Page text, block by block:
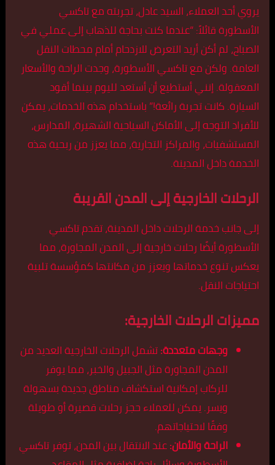
يروي أحد العملاء، السيد عادل، تجربته مع تاكسي
الأسطورة قائلاً: “عندما كنت بحاجة للذهاب إلى عملي في
الصباح، لم أكن أريد التعرض للازدحام أمام محطات النقل
العامة. ولكن مع تاكسي الأسطورة، وجدت الراحة والأسعار
المعقولة. إنني أستطيع أن أستعد لليوم بينما أقود
السيارة. كانت تجربة رائعة!” باستخدام هذه الخدمات، يمكن
للأفراد التوجه إلى الأماكن السياحية الشهيرة، المدارس،
المستشفيات، والمراكز التجارية، مما يعزز من ربحية هذه
الخدمة داخل المدينة.
الرحلات الخارجية إلى المدن القريبة
إلى جانب خدمة الرحلات داخل المدينة، تقدم تاكسي
الأسطورة أيضًا رحلات خارجية إلى المدن المجاورة، مما
يعكس تنوع خدماتها ويعزز من مكانتها كمؤسسة تلبية
احتياجات النقل.
مميزات الرحلات الخارجية:
وجهات متعددة:تشمل الرحلات الخارجية العديد من
المدن المجاورة مثل الجبيل والخبر، مما يوفر
للركاب إمكانية استكشاف مناطق جديدة بسهولة
ويسر. يمكن للعملاء حجز رحلات قصيرة أو طويلة
وفقًا لاحتياجاتهم.
الراحة والأمان:عند الانتقال بين المدن، توفر تاكسي